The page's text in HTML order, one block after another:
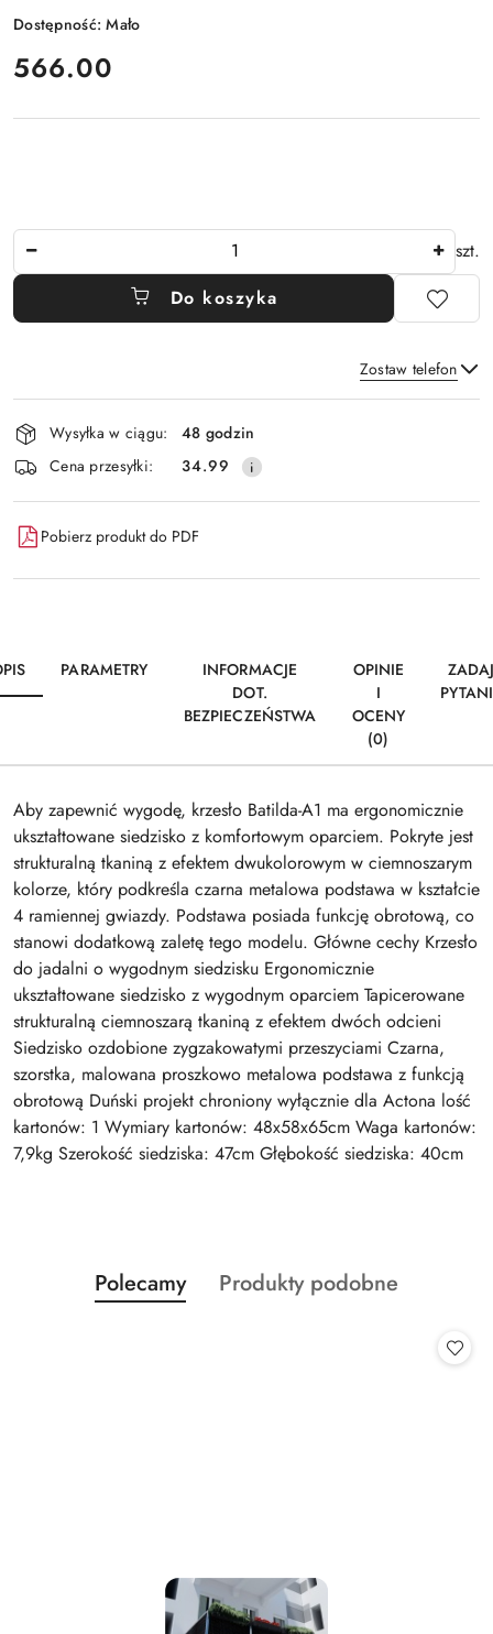
Dostępność:Mało
cena:
566.00
szt.
Do koszyka
Zostaw telefon
Wyślij
Dostępność
i
dostawa
Wysyłka w ciągu:
48 godzin
Cena przesyłki:
34.99
Pobierz produkt do PDF
PARAMETRY
INFORMACJE
DOT.
BEZPIECZEŃSTWA
OPINIE
I
OCENY
(0)
Aby zapewnić wygodę, krzesło Batilda-A1 ma ergonomicznie
ukształtowane siedzisko z komfortowym oparciem. Pokryte jest
strukturalną tkaniną z efektem dwukolorowym w ciemnoszarym
kolorze, który podkreśla czarna metalowa podstawa w kształcie
4 ramiennej gwiazdy. Podstawa posiada funkcję obrotową, co
stanowi dodatkową zaletę tego modelu. Główne cechy Krzesło
do jadalni o wygodnym siedzisku Ergonomicznie
ukształtowane siedzisko z wygodnym oparciem Tapicerowane
strukturalną ciemnoszarą tkaniną z efektem dwóch odcieni
Siedzisko ozdobione zygzakowatymi przeszyciami Czarna,
szorstka, malowana proszkowo metalowa podstawa z funkcją
obrotową Duński projekt chroniony wyłącznie dla Actona lość
kartonów: 1 Wymiary kartonów: 48x58x65cm Waga kartonów:
7,9kg Szerokość siedziska: 47cm Głębokość siedziska: 40cm
Pomiń karuzelę produktów
Produkty
o
Polecamy
Produkty
Produkty podobne